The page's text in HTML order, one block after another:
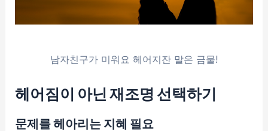
남자친구가 미워요 헤어지잔 말은 금물!
헤어짐이 아닌 재조명 선택하기
문제를 헤아리는 지혜 필요